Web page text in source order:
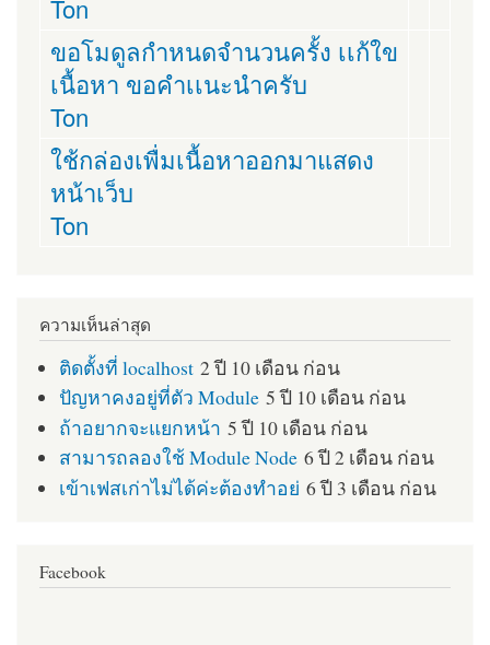
Ton
ขอโมดูลกำหนดจำนวนครั้ง เเก้ใข
เนื้อหา ขอคำเเนะนำครับ
Ton
ใช้กล่องเพื่มเนื้อหาออกมาแสดง
หน้าเว็บ
Ton
ความเห็นล่าสุด
ติดตั้งที่ localhost 2 ปี 10 เดือน ก่อน
ปัญหาคงอยู่ที่ตัว Module 5 ปี 10 เดือน ก่อน
ถ้าอยากจะแยกหน้า 5 ปี 10 เดือน ก่อน
สามารถลองใช้ Module Node 6 ปี 2 เดือน ก่อน
เข้าเฟสเก่าไม่ได้ค่ะต้องทำอย่ 6 ปี 3 เดือน ก่อน
Facebook